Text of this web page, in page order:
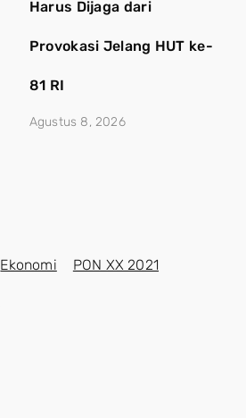
Harus Dijaga dari
Provokasi Jelang HUT ke-
81 RI
Agustus 8, 2026
Ekonomi PON XX 2021